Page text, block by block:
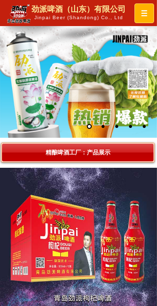
劲派啤酒（山东）有限公司
Jinpai Beer (Shandong) Co., Ltd
精酿啤酒工厂：产品展示